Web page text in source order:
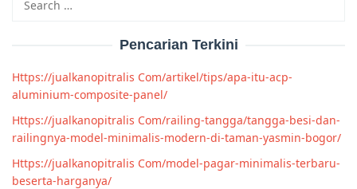
for:
Pencarian Terkini
Https://jualkanopitralis Com/artikel/tips/apa-itu-acp-
aluminium-composite-panel/
Https://jualkanopitralis Com/railing-tangga/tangga-besi-dan-
railingnya-model-minimalis-modern-di-taman-yasmin-bogor/
Https://jualkanopitralis Com/model-pagar-minimalis-terbaru-
beserta-harganya/